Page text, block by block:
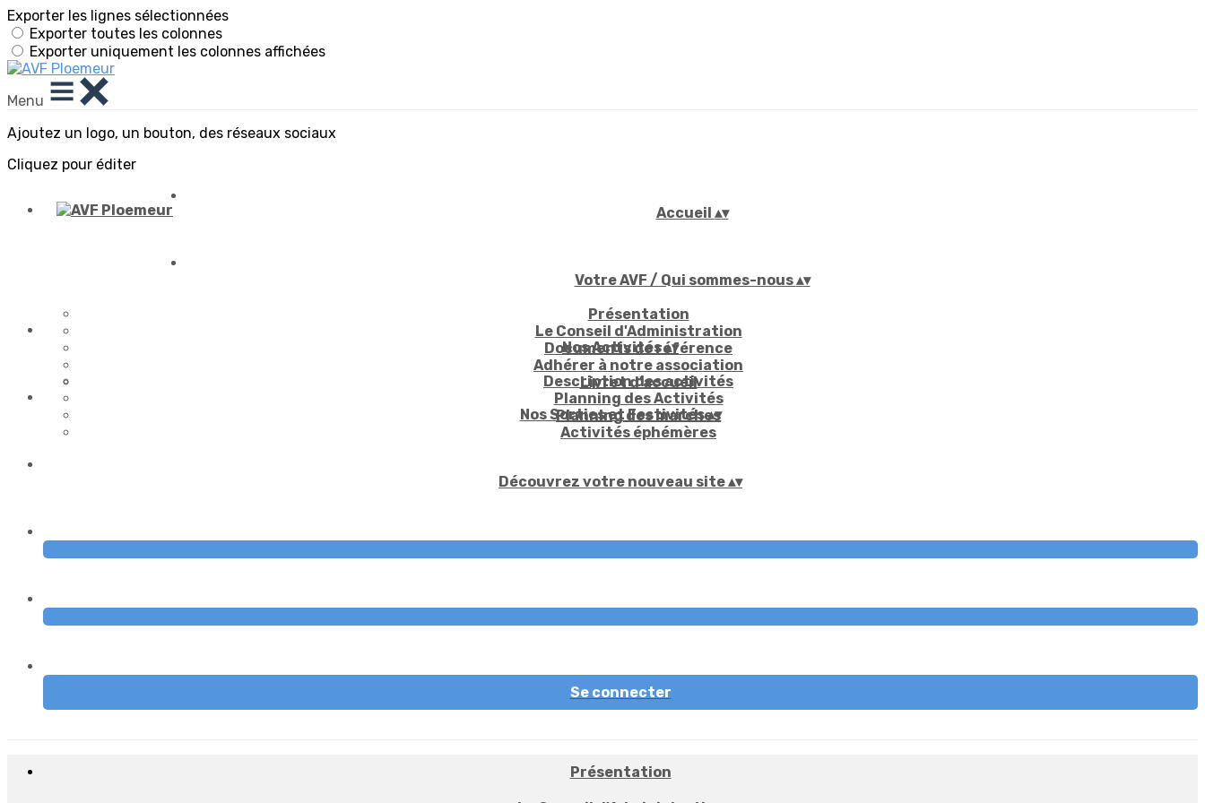
Exporter les lignes sélectionnées
Exporter toutes les colonnes
Exporter uniquement les colonnes affichées
Menu
Ajoutez un logo, un bouton, des réseaux sociaux
Cliquez pour éditer
Accueil ▴▾
Votre AVF / Qui sommes-nous▴▾
Présentation
Le Conseil d'Administration
Documents de référence
Adhérer à notre association
Livret d'accueil
Nos Activités▴▾
Description des activités
Planning des Activités
Planning des marches
Activités éphémères
Nos Sorties et Festivités▴▾
Découvrez votre nouveau site▴▾
Se connecter
Présentation